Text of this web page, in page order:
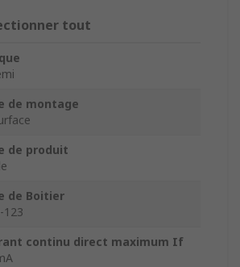
tout
de montage
de produit
de Boitier
123
continu direct maximum If